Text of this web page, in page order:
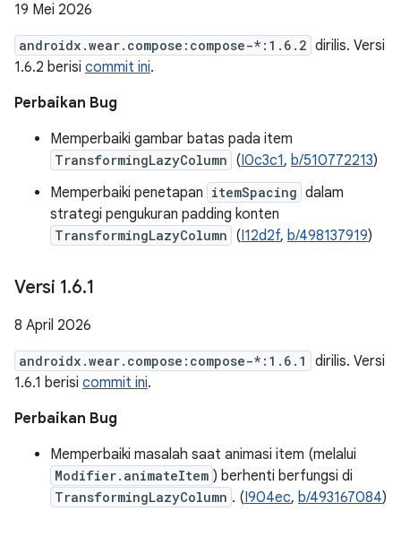
19 Mei 2026
androidx.wear.compose:compose-*:1.6.2 dirilis. Versi
1.6.2 berisi commit ini.
Perbaikan Bug
Memperbaiki gambar batas pada item
TransformingLazyColumn (I0c3c1, b/510772213)
Memperbaiki penetapan itemSpacing dalam
strategi pengukuran padding konten
TransformingLazyColumn (I12d2f, b/498137919)
Versi 1.6.1
8 April 2026
androidx.wear.compose:compose-*:1.6.1
dirilis. Versi
1.6.1 berisi commit ini.
Perbaikan Bug
Memperbaiki masalah saat animasi item (melalui
Modifier.animateItem ) berhenti berfungsi di
TransformingLazyColumn . (I904ec, b/493167084)